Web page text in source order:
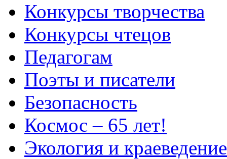
Конкурсы творчества
Конкурсы чтецов
Педагогам
Поэты и писатели
Безопасность
Космос – 65 лет!
Экология и краеведение